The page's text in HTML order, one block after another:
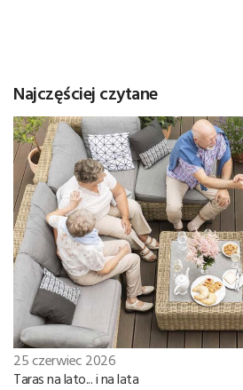
Najczęściej czytane
25 czerwiec 2026
Taras na lato... i na lata